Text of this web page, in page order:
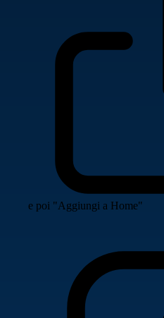
e poi "Aggiungi a Home"